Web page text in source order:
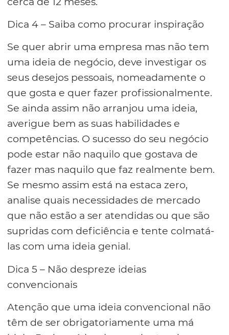
Dica 4 – Saiba como procurar inspiração
Se quer abrir uma empresa mas não tem
uma ideia de negócio, deve investigar os
seus desejos pessoais, nomeadamente o
que gosta e quer fazer profissionalmente.
Se ainda assim não arranjou uma ideia,
averigue bem as suas habilidades e
competências. O sucesso do seu negócio
pode estar não naquilo que gostava de
fazer mas naquilo que faz realmente bem.
Se mesmo assim está na estaca zero,
analise quais necessidades de mercado
que não estão a ser atendidas ou que são
supridas com deficiência e tente colmatá-
las com uma ideia genial.
Dica 5 – Não despreze ideias
convencionais
Atenção que uma ideia convencional não
têm de ser obrigatoriamente uma má